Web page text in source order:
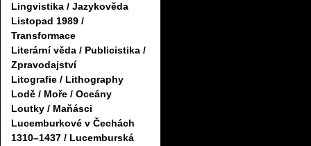
Lingvistika / Jazykověda
Listopad 1989 /
Transformace
Literární věda / Publicistika /
Zpravodajství
Litografie / Lithography
Lodě / Moře / Oceány
Loutky / Maňásci
Lucemburkové v Čechách
1310–1437 / Lucemburská